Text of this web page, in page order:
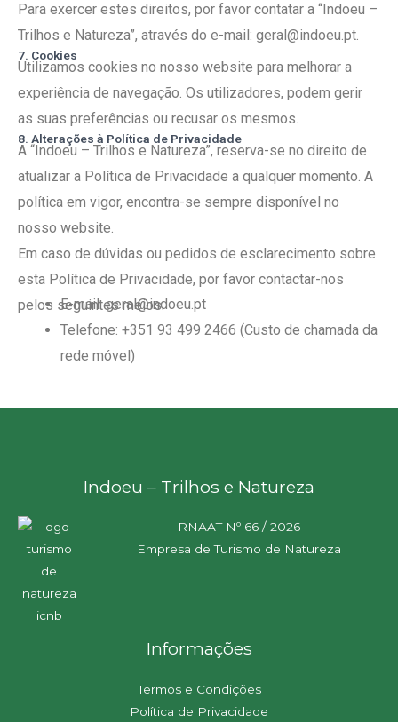
Para exercer estes direitos, por favor contatar a “Indoeu –
Trilhos e Natureza”, através do e-mail: geral@indoeu.pt.
7. Cookies
Utilizamos cookies no nosso website para melhorar a
experiência de navegação. Os utilizadores, podem gerir
as suas preferências ou recusar os mesmos.
8. Alterações à Política de Privacidade
A “Indoeu – Trilhos e Natureza”, reserva-se no direito de
atualizar a Política de Privacidade a qualquer momento. A
política em vigor, encontra-se sempre disponível no
nosso website.
Em caso de dúvidas ou pedidos de esclarecimento sobre
esta Política de Privacidade, por favor contactar-nos
pelos seguintes meios:
E-mail: geral@indoeu.pt
Telefone: +351 93 499 2466 (Custo de chamada da
rede móvel)
Indoeu – Trilhos e Natureza
RNAAT Nº 66 / 2026
Empresa de Turismo de Natureza
Informações
Termos e Condições
Política de Privacidade